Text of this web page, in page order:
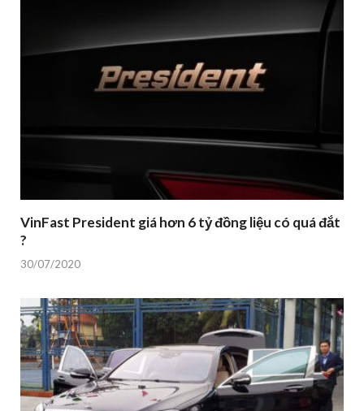
VinFast President giá hơn 6 tỷ đồng liệu có quá đắt
?
30/07/2020